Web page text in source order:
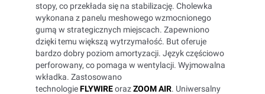
stopy, co przekłada się na stabilizację. Cholewka
wykonana z panelu meshowego wzmocnionego
gumą w strategicznych miejscach. Zapewniono
dzięki temu większą wytrzymałość. But oferuje
bardzo dobry poziom amortyzacji. Język częściowo
perforowany, co pomaga w wentylacji. Wyjmowalna
wkładka. Zastosowano
technologieFLYWIREorazZOOM AIR. Uniwersalny